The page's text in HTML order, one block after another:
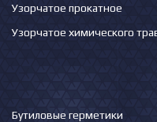
Узорчатое прокатное
Узорчатое химического
Бутиловые герметики